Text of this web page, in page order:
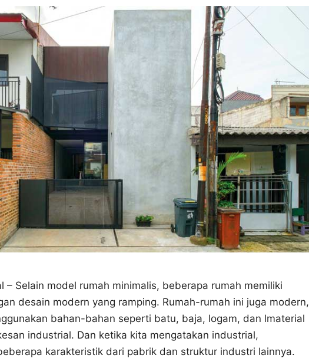
– Selain model rumah minimalis, beberapa rumah memiliki
desain modern yang ramping. Rumah-rumah ini juga modern,
bahan-bahan seperti batu, baja, logam, dan lmaterial
industrial. Dan ketika kita mengatakan industrial,
karakteristik dari pabrik dan struktur industri lainnya.